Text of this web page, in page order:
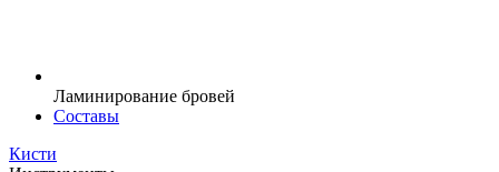
Ламинирование бровей
Составы
Кисти